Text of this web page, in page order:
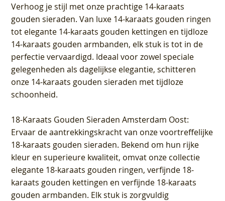
Verhoog je stijl met onze prachtige 14-karaats
gouden sieraden. Van luxe 14-karaats gouden ringen
tot elegante 14-karaats gouden kettingen en tijdloze
14-karaats gouden armbanden, elk stuk is tot in de
perfectie vervaardigd. Ideaal voor zowel speciale
gelegenheden als dagelijkse elegantie, schitteren
onze 14-karaats gouden sieraden met tijdloze
schoonheid.
18-Karaats Gouden Sieraden Amsterdam Oost:
Ervaar de aantrekkingskracht van onze voortreffelijke
18-karaats gouden sieraden. Bekend om hun rijke
kleur en superieure kwaliteit, omvat onze collectie
elegante 18-karaats gouden ringen, verfijnde 18-
karaats gouden kettingen en verfijnde 18-karaats
gouden armbanden. Elk stuk is zorgvuldig